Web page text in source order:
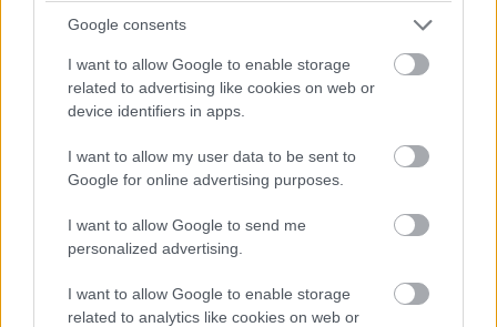
Google consents
I want to allow Google to enable storage
related to advertising like cookies on web or
device identifiers in apps.
I want to allow my user data to be sent to
Google for online advertising purposes.
I want to allow Google to send me
personalized advertising.
I want to allow Google to enable storage
related to analytics like cookies on web or
και η XPeng να κερδίζουν διαρκώς έδαφος σε
τεχνολογία και αποδοτικότητα. Η επιτυχία της
Stellantis στην Κίνα εξαρτάται από την
ικανότητα του Φιλόζα να εξισορροπήσει την
ανάγκη για ταχεία ανάπτυξη με την αποφυγή
πολυδάπανων ρίσκων.
Ο ρόλος του Τζον Έλκαν
απόγονος της οικογένειας Ανιέλι, παραμένει